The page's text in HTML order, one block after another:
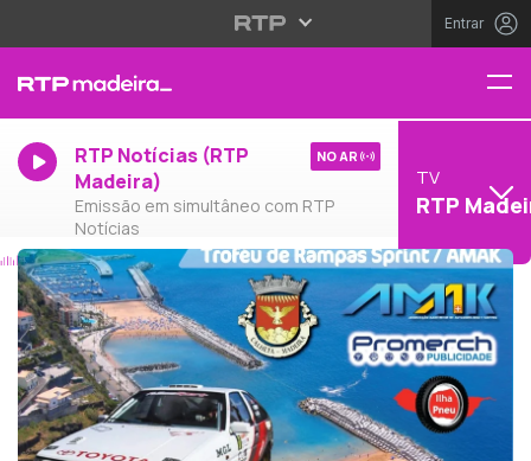
Entrar
RTP Notícias (RTP
Madeira)
Emissão em simultâneo com RTP
Notícias
NO AR
TV
RTP